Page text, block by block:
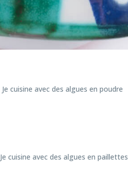
Je cuisine avec des algues en poudre
Je cuisine avec des algues en paillettes